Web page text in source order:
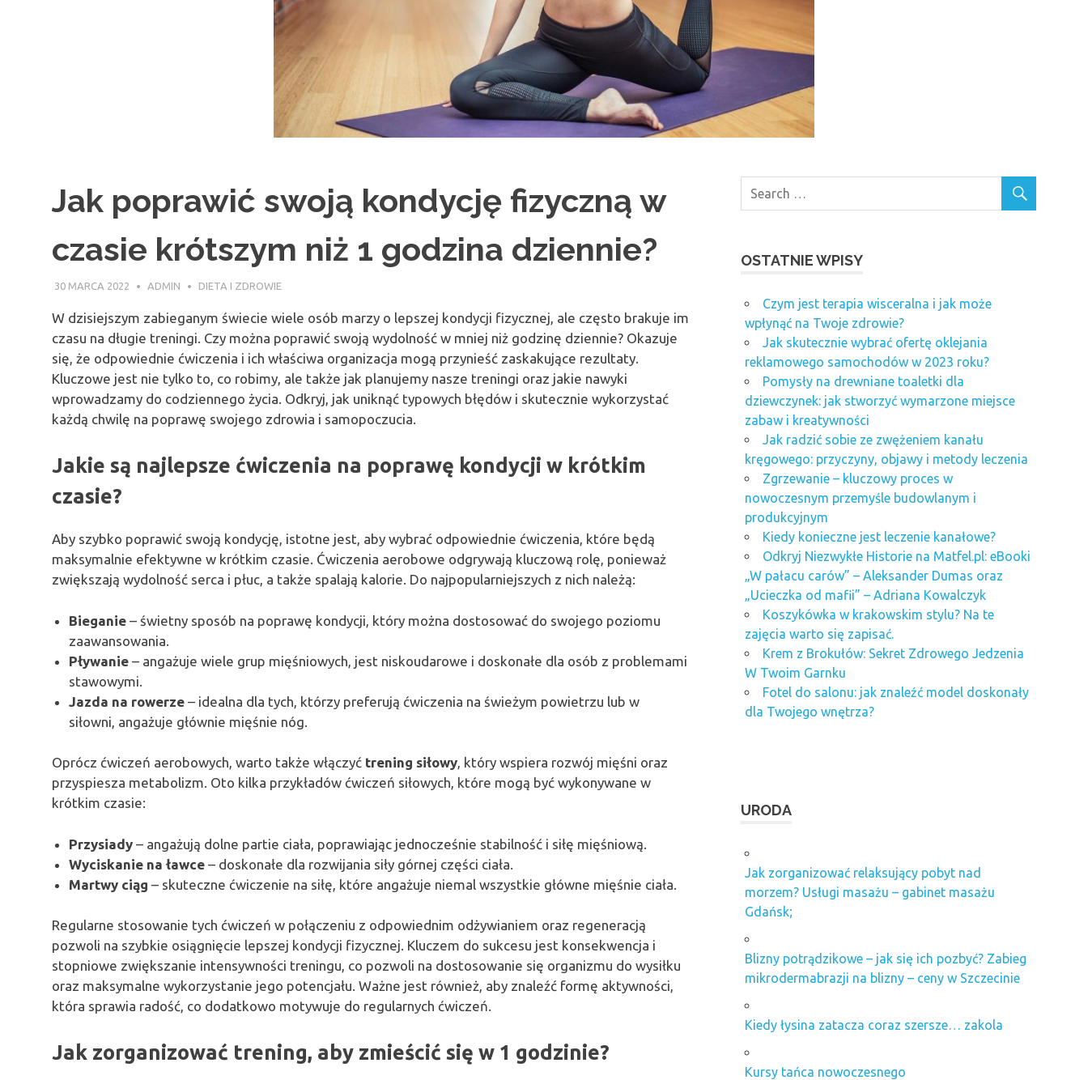
Jak poprawić swoją kondycję fizyczną w
czasie krótszym niż 1 godzina dziennie?
30 MARCA 2022 ADMIN DIETA I ZDROWIE
W dzisiejszym zabieganym świecie wiele osób marzy o lepszej kondycji fizycznej, ale często brakuje im
czasu na długie treningi. Czy można poprawić swoją wydolność w mniej niż godzinę dziennie? Okazuje
się, że odpowiednie ćwiczenia i ich właściwa organizacja mogą przynieść zaskakujące rezultaty.
Kluczowe jest nie tylko to, co robimy, ale także jak planujemy nasze treningi oraz jakie nawyki
wprowadzamy do codziennego życia. Odkryj, jak uniknąć typowych błędów i skutecznie wykorzystać
każdą chwilę na poprawę swojego zdrowia i samopoczucia.
Jakie są najlepsze ćwiczenia na poprawę kondycji w krótkim
czasie?
Aby szybko poprawić swoją kondycję, istotne jest, aby wybrać odpowiednie ćwiczenia, które będą
maksymalnie efektywne w krótkim czasie. Ćwiczenia aerobowe odgrywają kluczową rolę, ponieważ
zwiększają wydolność serca i płuc, a także spalają kalorie. Do najpopularniejszych z nich należą:
Bieganie – świetny sposób na poprawę kondycji, który można dostosować do swojego poziomu
zaawansowania.
Pływanie – angażuje wiele grup mięśniowych, jest niskoudarowe i doskonałe dla osób z problemami
stawowymi.
Jazda na rowerze – idealna dla tych, którzy preferują ćwiczenia na świeżym powietrzu lub w
siłowni, angażuje głównie mięśnie nóg.
Oprócz ćwiczeń aerobowych, warto także włączyć trening siłowy, który wspiera rozwój mięśni oraz
przyspiesza metabolizm. Oto kilka przykładów ćwiczeń siłowych, które mogą być wykonywane w
krótkim czasie:
Przysiady – angażują dolne partie ciała, poprawiając jednocześnie stabilność i siłę mięśniową.
Wyciskanie na ławce – doskonałe dla rozwijania siły górnej części ciała.
Martwy ciąg – skuteczne ćwiczenie na siłę, które angażuje niemal wszystkie główne mięśnie ciała.
Regularne stosowanie tych ćwiczeń w połączeniu z odpowiednim odżywianiem oraz regeneracją
pozwoli na szybkie osiągnięcie lepszej kondycji fizycznej. Kluczem do sukcesu jest konsekwencja i
stopniowe zwiększanie intensywności treningu, co pozwoli na dostosowanie się organizmu do wysiłku
oraz maksymalne wykorzystanie jego potencjału. Ważne jest również, aby znaleźć formę aktywności,
która sprawia radość, co dodatkowo motywuje do regularnych ćwiczeń.
Jak zorganizować trening, aby zmieścić się w 1 godzinie?
OSTATNIE WPISY
Czym jest terapia wisceralna i jak może
wpłynąć na Twoje zdrowie?
Jak skutecznie wybrać ofertę oklejania
reklamowego samochodów w 2023 roku?
Pomysły na drewniane toaletki dla
dziewczynek: jak stworzyć wymarzone miejsce
zabaw i kreatywności
Jak radzić sobie ze zwężeniem kanału
kręgowego: przyczyny, objawy i metody leczenia
Zgrzewanie – kluczowy proces w
nowoczesnym przemyśle budowlanym i
produkcyjnym
Kiedy konieczne jest leczenie kanałowe?
Odkryj Niezwykłe Historie na Matfel.pl: eBooki
„W pałacu carów” – Aleksander Dumas oraz
„Ucieczka od mafii” – Adriana Kowalczyk
Koszykówka w krakowskim stylu? Na te
zajęcia warto się zapisać.
Krem z Brokułów: Sekret Zdrowego Jedzenia
W Twoim Garnku
Fotel do salonu: jak znaleźć model doskonały
dla Twojego wnętrza?
URODA
Jak zorganizować relaksujący pobyt nad
morzem? Usługi masażu – gabinet masażu
Gdańsk;
Blizny potrądzikowe – jak się ich pozbyć? Zabieg
mikrodermabrazji na blizny – ceny w Szczecinie
Kiedy łysina zatacza coraz szersze… zakola
Kursy tańca nowoczesnego